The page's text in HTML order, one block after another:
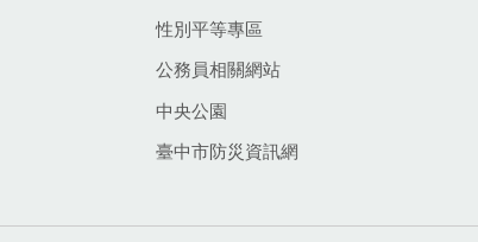
性別平等專區
公務員相關網站
中央公園
臺中市防災資訊網